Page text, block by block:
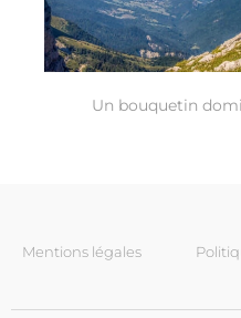
Un bouquetin
Mentions légales